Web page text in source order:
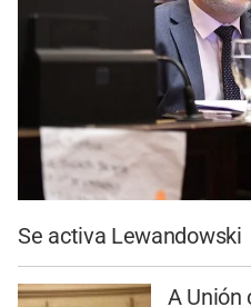
Se activa Lewandowski
A Unión